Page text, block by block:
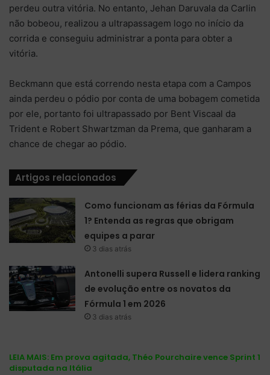
perdeu outra vitória. No entanto, Jehan Daruvala da Carlin
não bobeou, realizou a ultrapassagem logo no início da
corrida e conseguiu administrar a ponta para obter a
vitória.
Beckmann que está correndo nesta etapa com a Campos
ainda perdeu o pódio por conta de uma bobagem cometida
por ele, portanto foi ultrapassado por Bent Viscaal da
Trident e Robert Shwartzman da Prema, que ganharam a
chance de chegar ao pódio.
Artigos relacionados
Como funcionam as férias da Fórmula
1? Entenda as regras que obrigam
equipes a parar
3 dias atrás
Antonelli supera Russell e lidera ranking
de evolução entre os novatos da
Fórmula 1 em 2026
3 dias atrás
LEIA MAIS: Em prova agitada, Théo Pourchaire vence Sprint 1
disputada na Itália